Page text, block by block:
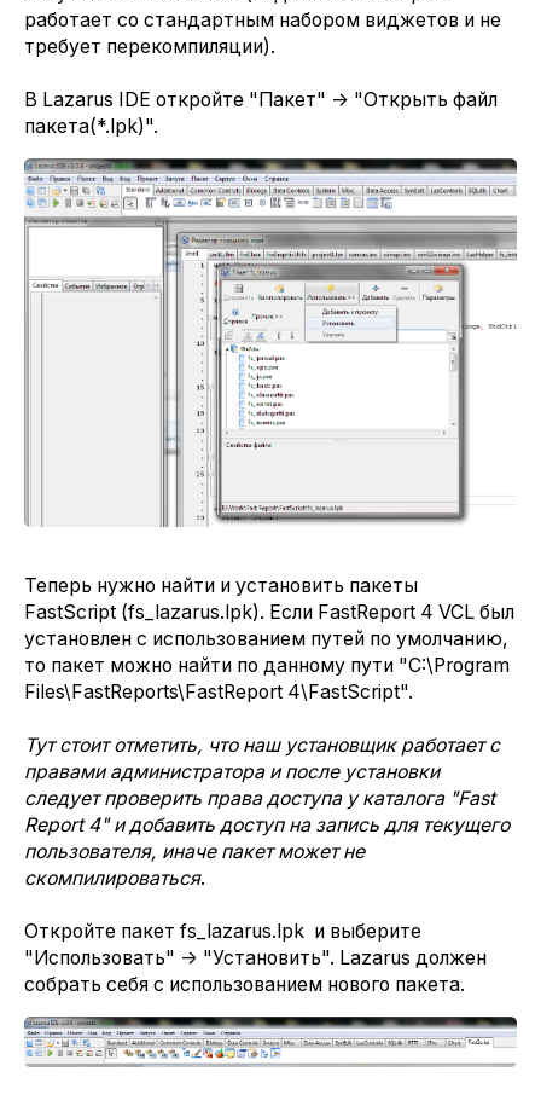
работает со стандартным набором виджетов и не
требует перекомпиляции).
В Lazarus IDE откройте "Пакет" -> "Открыть файл
пакета(*.lpk)".
Теперь нужно найти и установить пакеты
FastScript (fs_lazarus.lpk). Если FastReport 4 VCL был
установлен с использованием путей по умолчанию,
то пакет можно найти по данному пути "C:\Program
Files\FastReports\FastReport 4\FastScript".
Тут стоит отметить, что наш установщик работает с
правами администратора и после установки
следует проверить права доступа у каталога "Fast
Report 4" и добавить доступ на запись для текущего
пользователя, иначе пакет может не
скомпилироваться.
Откройте пакет fs_lazarus.lpk и выберите
"Использовать" -> "Установить". Lazarus должен
собрать себя с использованием нового пакета.